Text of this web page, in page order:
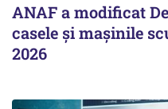
ANAF a modificat
casele și mașinile
2026